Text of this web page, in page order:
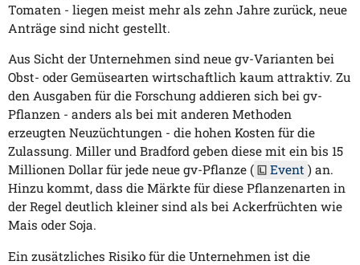
Tomaten - liegen meist mehr als zehn Jahre zurück, neue
Anträge sind nicht gestellt.
Aus Sicht der Unternehmen sind neue gv-Varianten bei
Obst- oder Gemüsearten wirtschaftlich kaum attraktiv. Zu
den Ausgaben für die Forschung addieren sich bei gv-
Pflanzen - anders als bei mit anderen Methoden
erzeugten Neuzüchtungen - die hohen Kosten für die
Zulassung. Miller und Bradford geben diese mit ein bis 15
Millionen Dollar für jede neue gv-Pflanze (
Event ) an.
Hinzu kommt, dass die Märkte für diese Pflanzenarten in
der Regel deutlich kleiner sind als bei Ackerfrüchten wie
Mais oder Soja.
Ein zusätzliches Risiko für die Unternehmen ist die